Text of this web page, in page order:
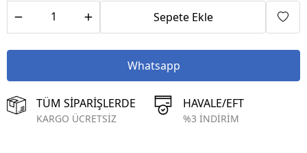
Sepete Ekle
Whatsapp
TÜM SİPARİŞLERDE
KARGO ÜCRETSİZ
HAVALE/EFT
%3 İNDİRİM